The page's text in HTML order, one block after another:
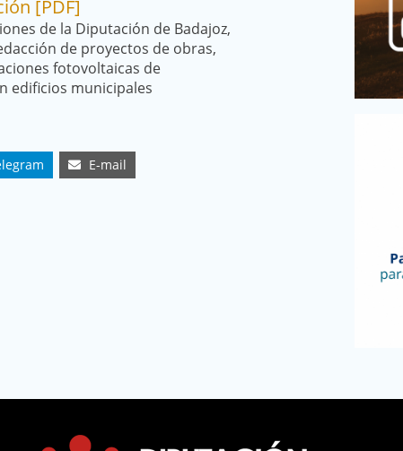
[PDF]
de la Diputación de Badajoz,
de proyectos de obras,
fotovoltaicas de
edificios municipales
E-mail